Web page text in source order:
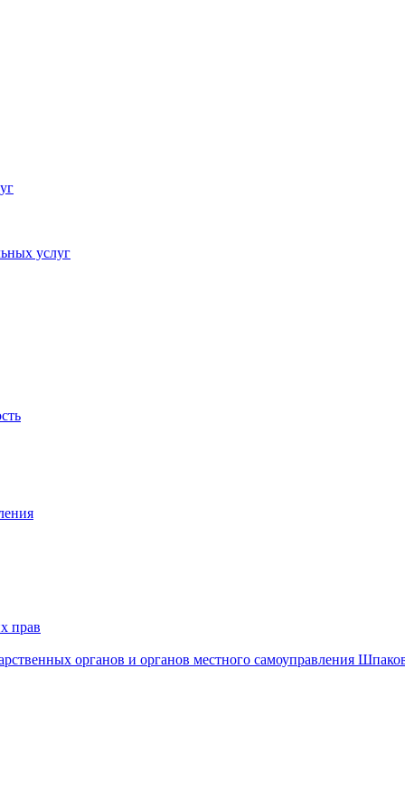
услуг
прав
органов и органов местного самоуправления